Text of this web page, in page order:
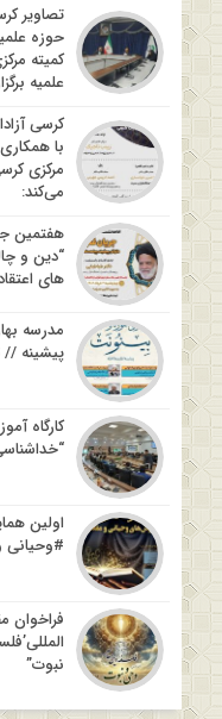
تصاویر
حوزه
کمیته
علمیه
کرسی
با
مرکزی
می‌کند:
هفتمین
“دین و
های
مدرسه
پیشینه //
کارگاه
اولین
#وحیانی
فراخوان
نبوت”